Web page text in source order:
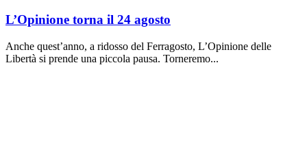
L’Opinione torna il 24 agosto
Anche quest’anno, a ridosso del Ferragosto, L’Opinione delle
Libertà si prende una piccola pausa. Torneremo...